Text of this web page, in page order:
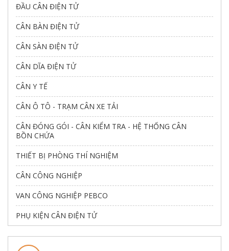
ĐẦU CÂN ĐIỆN TỬ
CÂN BÀN ĐIỆN TỬ
CÂN SÀN ĐIỆN TỬ
CÂN DĨA ĐIỆN TỬ
CÂN Y TẾ
CÂN Ô TÔ - TRẠM CÂN XE TẢI
CÂN ĐÓNG GÓI - CÂN KIỂM TRA - HỆ THỐNG CÂN
BỒN CHỨA
THIẾT BỊ PHÒNG THÍ NGHIỆM
CÂN CÔNG NGHIỆP
VAN CÔNG NGHIỆP PEBCO
PHỤ KIỆN CÂN ĐIỆN TỬ